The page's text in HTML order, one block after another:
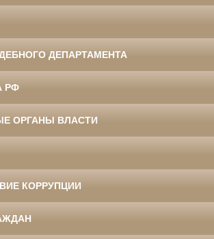
ДЕПАРТАМЕНТА
РФ
ОРГАНЫ ВЛАСТИ
КОРРУПЦИИ